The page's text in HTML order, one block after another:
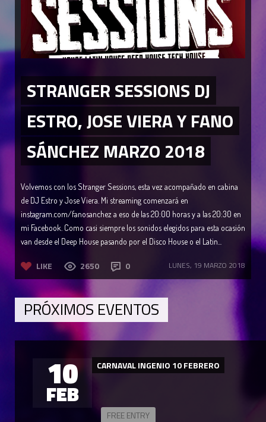
STRANGER SESSIONS DJ
ESTRO, JOSE VIERA Y FANO
SÁNCHEZ MARZO 2018
Volvemos con los Stranger Sessions, esta vez acompañado en cabina
de DJ Estro y Jose Viera. Mi streaming comenzará en
instagram.com/fanosanchez a eso de las 20:00 horas y a las 20:30 en
mi Facebook. Como casi siempre los sonidos elegidos para esta ocasión
van desde el Deep House pasando por el Disco House o el Latin...
LIKE 2650 0 LUNES, 19 MARZO 2018
PRÓXIMOS EVENTOS
10
FEB
CARNAVAL INGENIO 10 FEBRERO
FREE ENTRY